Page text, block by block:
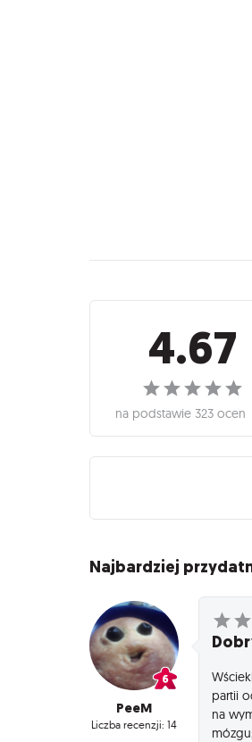
Recenzje
4.67
na podstawie 323 ocen
Najbardziej
PeeM
Liczba recenzji: 14
partii
na